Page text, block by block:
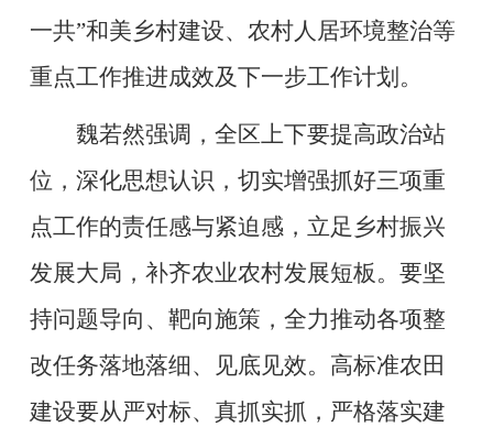
一共”和美乡村建设、农村人居环境整治等
重点工作推进成效及下一步工作计划。
魏若然强调，全区上下要提高政治站
位，深化思想认识，切实增强抓好三项重
点工作的责任感与紧迫感，立足乡村振兴
发展大局，补齐农业农村发展短板。要坚
持问题导向、靶向施策，全力推动各项整
改任务落地落细、见底见效。高标准农田
建设要从严对标、真抓实抓，严格落实建